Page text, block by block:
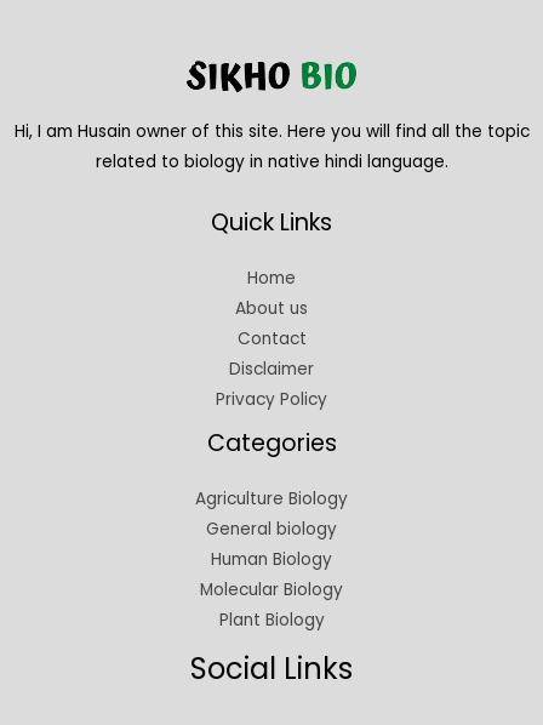
Hi, I am Husain owner of this site. Here you will find all the topic
related to biology in native hindi language.
Quick Links
Home
About us
Contact
Disclaimer
Privacy Policy
Categories
Agriculture Biology
General biology
Human Biology
Molecular Biology
Plant Biology
Social Links